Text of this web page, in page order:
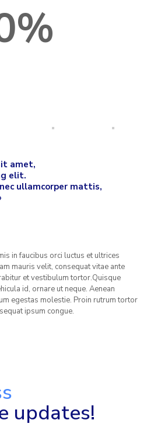
%
amet,
elit.
ullamcorper mattis,
in faucibus orci luctus et ultrices
mauris velit, consequat vitae ante
et vestibulum tortor.Quisque
id, ornare ut neque. Aenean
egestas molestie. Proin rutrum tortor
ipsum congue.
updates!